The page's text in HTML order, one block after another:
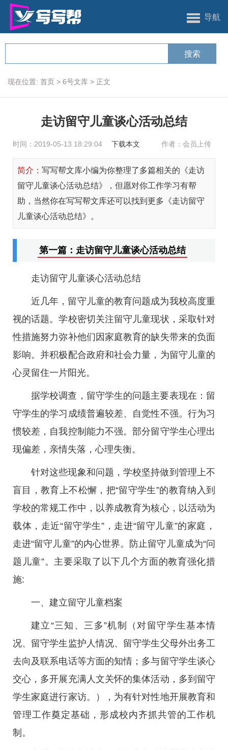
导航
现在位置: 首页 > 6号文库 > 正文
走访留守儿童谈心活动总结
时间：2019-05-13 18:29:04 下载本文 作者：会员上传
简介： 写写帮文库小编为你整理了多篇相关的《走访
留守儿童谈心活动总结》，但愿对你工作学习有帮
助，当然你在写写帮文库还可以找到更多《走访留守
儿童谈心活动总结》。
第一篇：走访留守儿童谈心活动总结
走访留守儿童谈心活动总结
近几年，留守儿童的教育问题成为我校高度重
视的话题。学校密切关注留守儿童现状，采取针对
性措施努力弥补他们因家庭教育的缺失带来的负面
影响。并积极配合政府和社会力量，为留守儿童的
心灵留住一片阳光。
据学校调查，留守学生的问题主要表现在：留
守学生的学习成绩普遍较差、自觉性不强。行为习
惯较差，自我控制能力不强。部分留守学生心理出
现偏差，亲情失落，心理失衡。
针对这些现象和问题，学校坚持做到管理上不
盲目，教育上不松懈，把“留守学生”的教育纳入到
学校的常规工作中，以养成教育为核心，以活动为
载体，走近“留守学生”，走进“留守儿童”的家庭，
走进“留守儿童”的内心世界。防止留守儿童成为“问
题儿童”。主要采取了以下几个方面的教育强化措
施:
一、建立留守儿童档案
建立“三知、三多”机制（对留守学生基本情
况、留守学生监护人情况、留守学生父母外出务工
去向及联系电话等方面的知情；多与留守学生谈心
交心，多开展充满人文关怀的集体活动，多到留守
学生家庭进行家访。），为有针对性地开展教育和
管理工作奠定基础，形成校内齐抓共管的工作机
制。